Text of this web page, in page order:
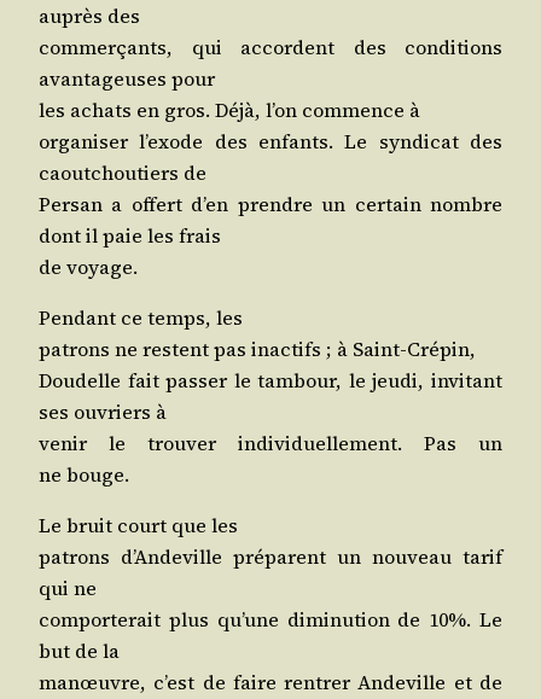
auprès des
com­mer­çants, qui accordent des condi­tions
avan­ta­geuses pour
les achats en gros. Déjà, l’on com­mence à
orga­ni­ser l’exode des enfants. Le syn­di­cat des
caou­tchou­tiers de
Per­san a offert d’en prendre un cer­tain nombre
dont il paie les frais
de voyage.
Pen­dant ce temps, les
patrons ne res­tent pas inac­tifs ; à Saint-Crépin,
Dou­delle fait pas­ser le tam­bour, le jeu­di, invi­tant
ses ouvriers à
venir le trou­ver indi­vi­duel­le­ment. Pas un
ne bouge.
Le bruit court que les
patrons d’An­de­ville pré­parent un nou­veau tarif
qui ne
com­por­te­rait plus qu’une dimi­nu­tion de 10%. Le
but de la
manœuvre, c’est de faire ren­trer Ande­ville et de